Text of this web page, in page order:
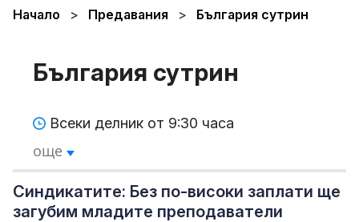
Начало Предавания България сутрин
България сутрин
Всеки делник от 9:30 часа
още
Синдикатите: Без по-високи заплати ще
загубим младите преподаватели